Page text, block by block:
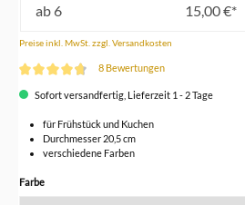
ab 6 15,00 €*
Preise inkl. MwSt. zzgl. Versandkosten
8 Bewertungen
Sofort versandfertig, Lieferzeit 1 - 2 Tage
für Frühstück und Kuchen
Durchmesser 20,5 cm
verschiedene Farben
Farbeauswählen